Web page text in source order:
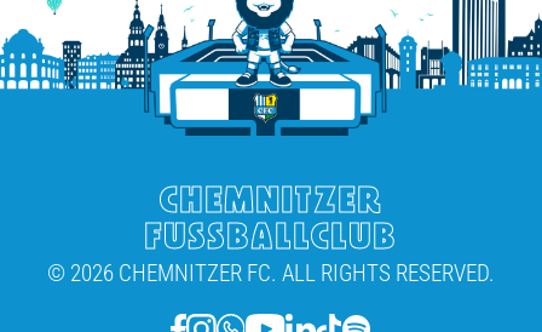
CHEMNITZER
FUSSBALLCLUB
© 2026 CHEMNITZER FC. ALL RIGHTS RESERVED.